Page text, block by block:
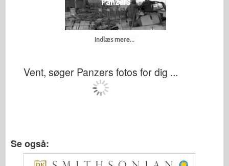
Panzers
Indlæs mere...
Vent, søger Panzers fotos for dig ...
Se også: